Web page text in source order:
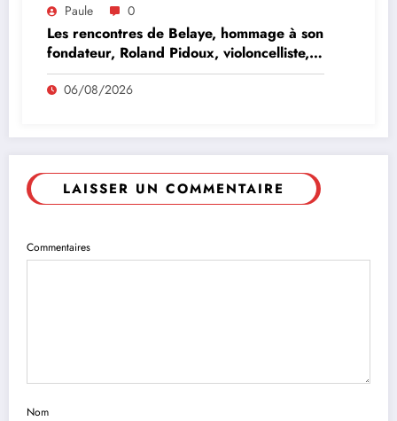
Paule 0
Les rencontres de Belaye, hommage à son
fondateur, Roland Pidoux, violoncelliste,
le vendredi 07 août 2026
06/08/2026
LAISSER UN COMMENTAIRE
Commentaires
Nom